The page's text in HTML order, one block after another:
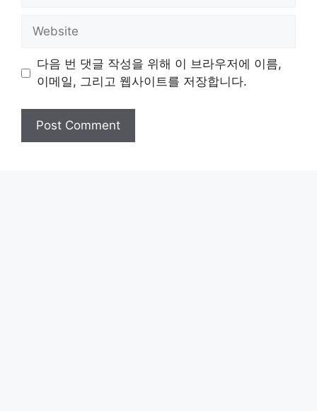
Website
다음 번 댓글 작성을 위해 이 브라우저에 이름,
이메일, 그리고 웹사이트를 저장합니다.